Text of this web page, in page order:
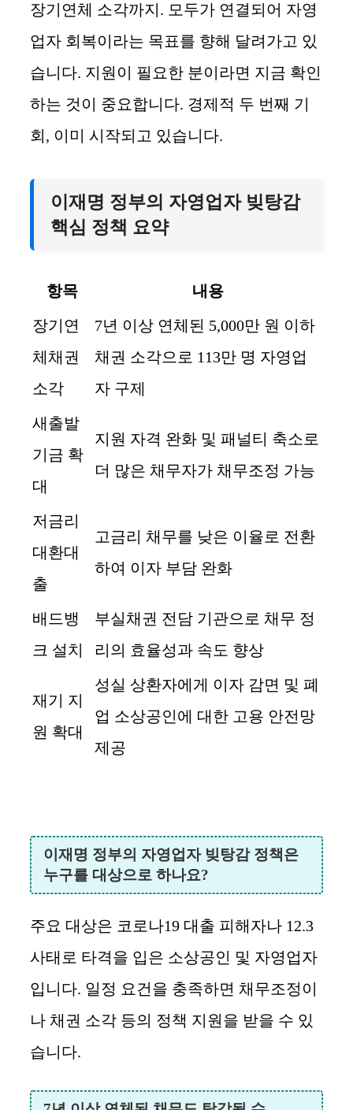
장기연체 소각까지. 모두가 연결되어 자영
업자 회복이라는 목표를 향해 달려가고 있
습니다. 지원이 필요한 분이라면 지금 확인
하는 것이 중요합니다. 경제적 두 번째 기
회, 이미 시작되고 있습니다.
이재명 정부의 자영업자 빚탕감
핵심 정책 요약
항목
내용
장기연
체채권
소각
7년 이상 연체된 5,000만 원 이하
채권 소각으로 113만 명 자영업
자 구제
새출발
기금 확
대
지원 자격 완화 및 패널티 축소로
더 많은 채무자가 채무조정 가능
저금리
대환대
출
고금리 채무를 낮은 이율로 전환
하여 이자 부담 완화
배드뱅
크 설치
부실채권 전담 기관으로 채무 정
리의 효율성과 속도 향상
재기 지
원 확대
성실 상환자에게 이자 감면 및 폐
업 소상공인에 대한 고용 안전망
제공
이재명 정부의 자영업자 빚탕감 정책은
누구를 대상으로 하나요?
주요 대상은 코로나19 대출 피해자나 12.3
사태로 타격을 입은 소상공인 및 자영업자
입니다. 일정 요건을 충족하면 채무조정이
나 채권 소각 등의 정책 지원을 받을 수 있
습니다.